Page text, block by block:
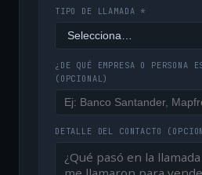
TIPO DE LLAMADA *
¿DE QUÉ EMPRESA O PERSONA
(OPCIONAL)
DETALLE DEL CONTACTO